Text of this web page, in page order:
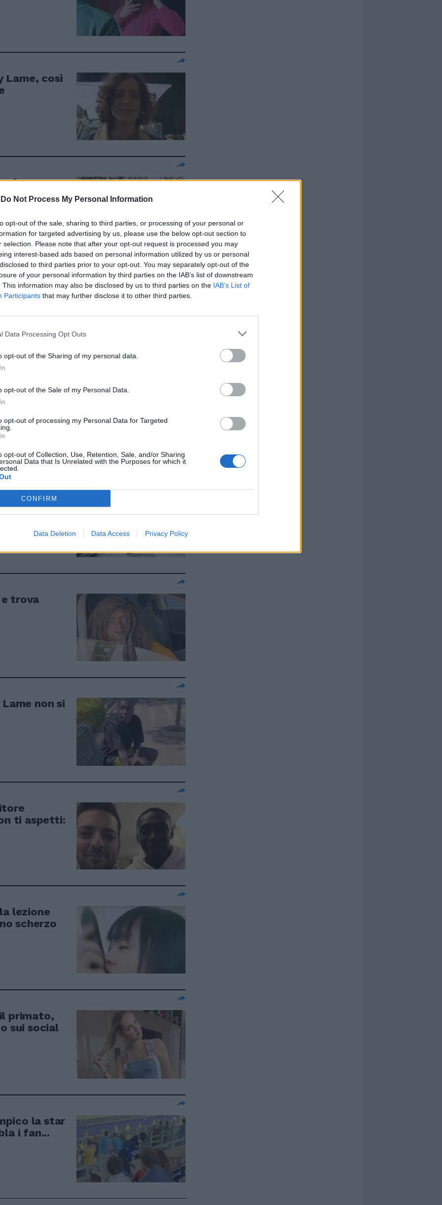
Do Not Process My Personal Information
opt-out of the sale, sharing to third parties, or processing of your personal or
for targeted advertising by us, please use the below opt-out section to
selection. Please note that after your opt-out request is processed you may
interest-based ads based on personal information utilized by us or personal
to third parties prior to your opt-out. You may separately opt-out of the
of your personal information by third parties on the IAB’s list of downstream
This information may also be disclosed by us to third parties on the IAB’s List of
Participants that may further disclose it to other third parties.
Data Processing Opt Outs
opt-out of the Sharing of my personal data.
opt-out of the Sale of my Personal Data.
opt-out of processing my Personal Data for Targeted
opt-out of Collection, Use, Retention, Sale, and/or Sharing
Data that Is Unrelated with the Purposes for which it
CONFIRM
Data Deletion Data Access Privacy Policy
Lame, così
far
di
Esposito
di like
ricchi,
B
social di
sul boom
e trova
non si
ti aspetti:
lezione
scherzo
primato,
sui social
la star
i fan...